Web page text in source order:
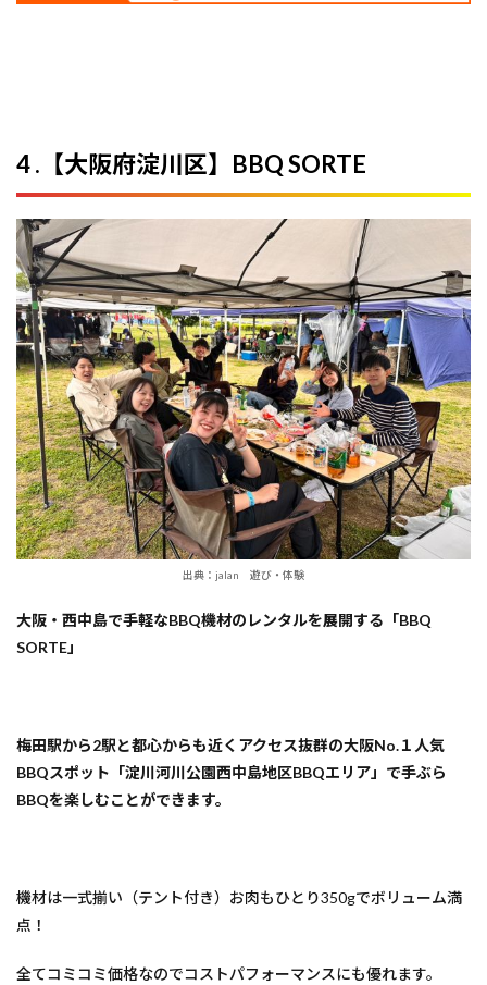
4 .【大阪府淀川区】BBQ SORTE
出典：jalan 遊び・体験
大阪・西中島で手軽なBBQ機材のレンタルを展開する「BBQ
SORTE」
梅田駅から2駅と都心からも近くアクセス抜群の大阪No.１人気
BBQスポット「淀川河川公園西中島地区BBQエリア」で手ぶら
BBQを楽しむことができます。
機材は一式揃い（テント付き）お肉もひとり350gでボリューム満
点！
全てコミコミ価格なのでコストパフォーマンスにも優れます。